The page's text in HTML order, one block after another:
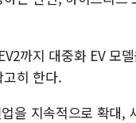
까지 대중화 EV 모
히 한다.
을 지속적으로 확대,